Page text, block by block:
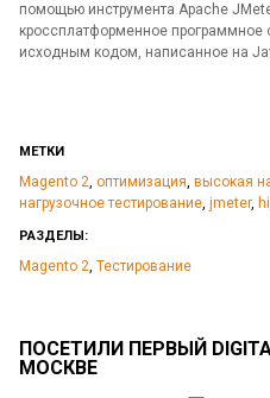
помощью инструмента Apache
кроссплатформенное программное
исходным кодом, написанное на
МЕТКИ
Magento 2, оптимизация, высокая
нагрузочное тестирование, jmeter,
РАЗДЕЛЫ:
Magento 2, Тестирование
ПОСЕТИЛИ ПЕРВЫЙ
МОСКВЕ